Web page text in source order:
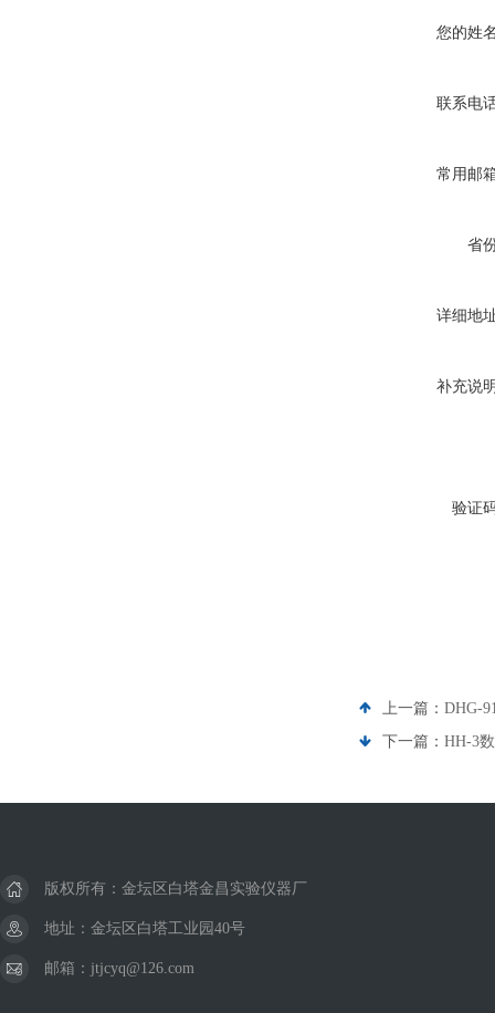
您的姓
联系电
常用邮
省
详细地
补充说
验证
上一篇： DHG-
下一篇： HH-3
版权所有：金坛区白塔金昌实验仪器厂
地址：金坛区白塔工业园40号
邮箱：jtjcyq@126.com